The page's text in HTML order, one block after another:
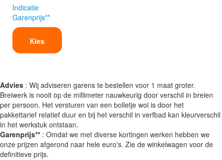
Indicatie
Garenprijs**
Kies
Advies : Wij adviseren garens te bestellen voor 1 maat groter.
Breiwerk is nooit op de millimeter nauwkeurig door verschil in breien
per persoon. Het versturen van een bolletje wol is door het
pakkettarief relatief duur en bij het verschil in verfbad kan kleurverschil
in het werkstuk ontstaan.
Garenprijs** : Omdat we met diverse kortingen werken hebben we
onze prijzen afgerond naar hele euro's. Zie de winkelwagen voor de
definitieve prijs.